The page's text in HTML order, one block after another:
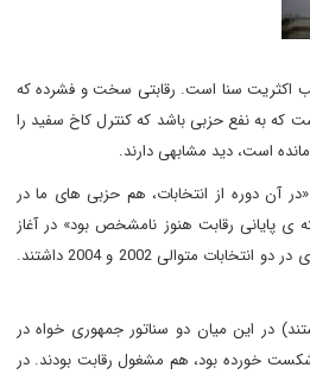
اکثریت سنا است. رقابتی سخت و فشرده که
که به نفع حزبی باشد که کنترل کاخ سفید را
آن دوره از انتخابات، هم حزبی های ما در
ی پایانی رقابت هنوز نامشخص بود» در آغاز
انتخابات 2006، جمهوری خواهان کنترل 55 کرسی سنا را در اختیار داشتند و همچنین اعتماد به نفس بالایی از پیروزی در دو انتخابات متوالی 2002 و 2004 داشتند.
دفاع می کردند (دموکرات ها 17 کرسی در انتخابات داشتند) در این میان دو سناتور جمهوری خواه در
شکست خورده بود، هم مشغول رقابت بودند. در